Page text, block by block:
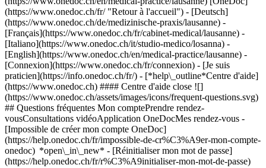
(https://www.onedoc.ch/fr/ "Retour à l'accueil") - [Deutsch]
(https://www.onedoc.ch/de/medizinische-praxis/lausanne) -
[Français](https://www.onedoc.ch/fr/cabinet-medical/lausanne) -
[Italiano](https://www.onedoc.ch/it/studio-medico/losanna) -
[English](https://www.onedoc.ch/en/medical-practice/lausanne) -
[Connexion](https://www.onedoc.ch/fr/connexion) - [Je suis
praticien](https://info.onedoc.ch/fr/) - [*help\_outline*Centre d'aide]
(https://www.onedoc.ch) #### Centre d'aide close ![]
(https://www.onedoc.ch/assets/images/icons/frequent-questions.svg)
## Questions fréquentes Mon comptePrendre rendez-
vousConsultations vidéoApplication OneDocMes rendez-vous -
[Impossible de créer mon compte OneDoc]
(https://help.onedoc.ch/fr/impossible-de-cr%C3%A9er-mon-compte-
onedoc) *open\_in\_new* - [Réinitialiser mon mot de passe]
(https://help.onedoc.ch/fr/r%C3%A9initialiser-mon-mot-de-passe)